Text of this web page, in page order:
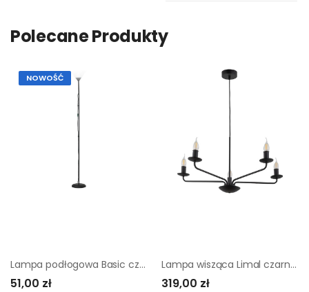
Polecane Produkty
NOWOŚĆ
Lampa podłogowa Basic czarna E27
51,00 zł
Lampa wisząca Limal czarna 5 x E14 Tk Lighting
319,00 zł